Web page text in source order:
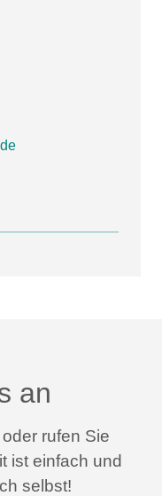
an
rufen Sie
ist einfach und
selbst!